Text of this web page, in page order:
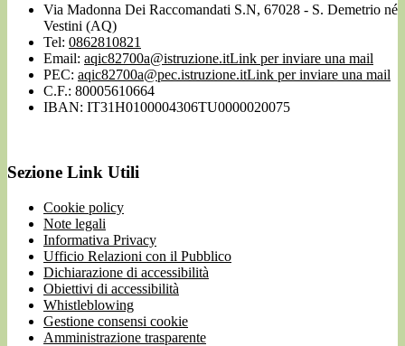
Via Madonna Dei Raccomandati S.N, 67028 - S. Demetrio né
Vestini (AQ)
Tel: 0862810821
Email: aqic82700a@istruzione.itLink per inviare una mail
PEC: aqic82700a@pec.istruzione.itLink per inviare una mail
C.F.: 80005610664
IBAN: IT31H0100004306TU0000020075
Sezione Link Utili
Cookie policy
Note legali
Informativa Privacy
Ufficio Relazioni con il Pubblico
Dichiarazione di accessibilità
Obiettivi di accessibilità
Whistleblowing
Gestione consensi cookie
Amministrazione trasparente